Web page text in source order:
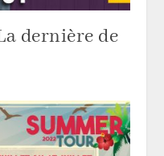
dernière de